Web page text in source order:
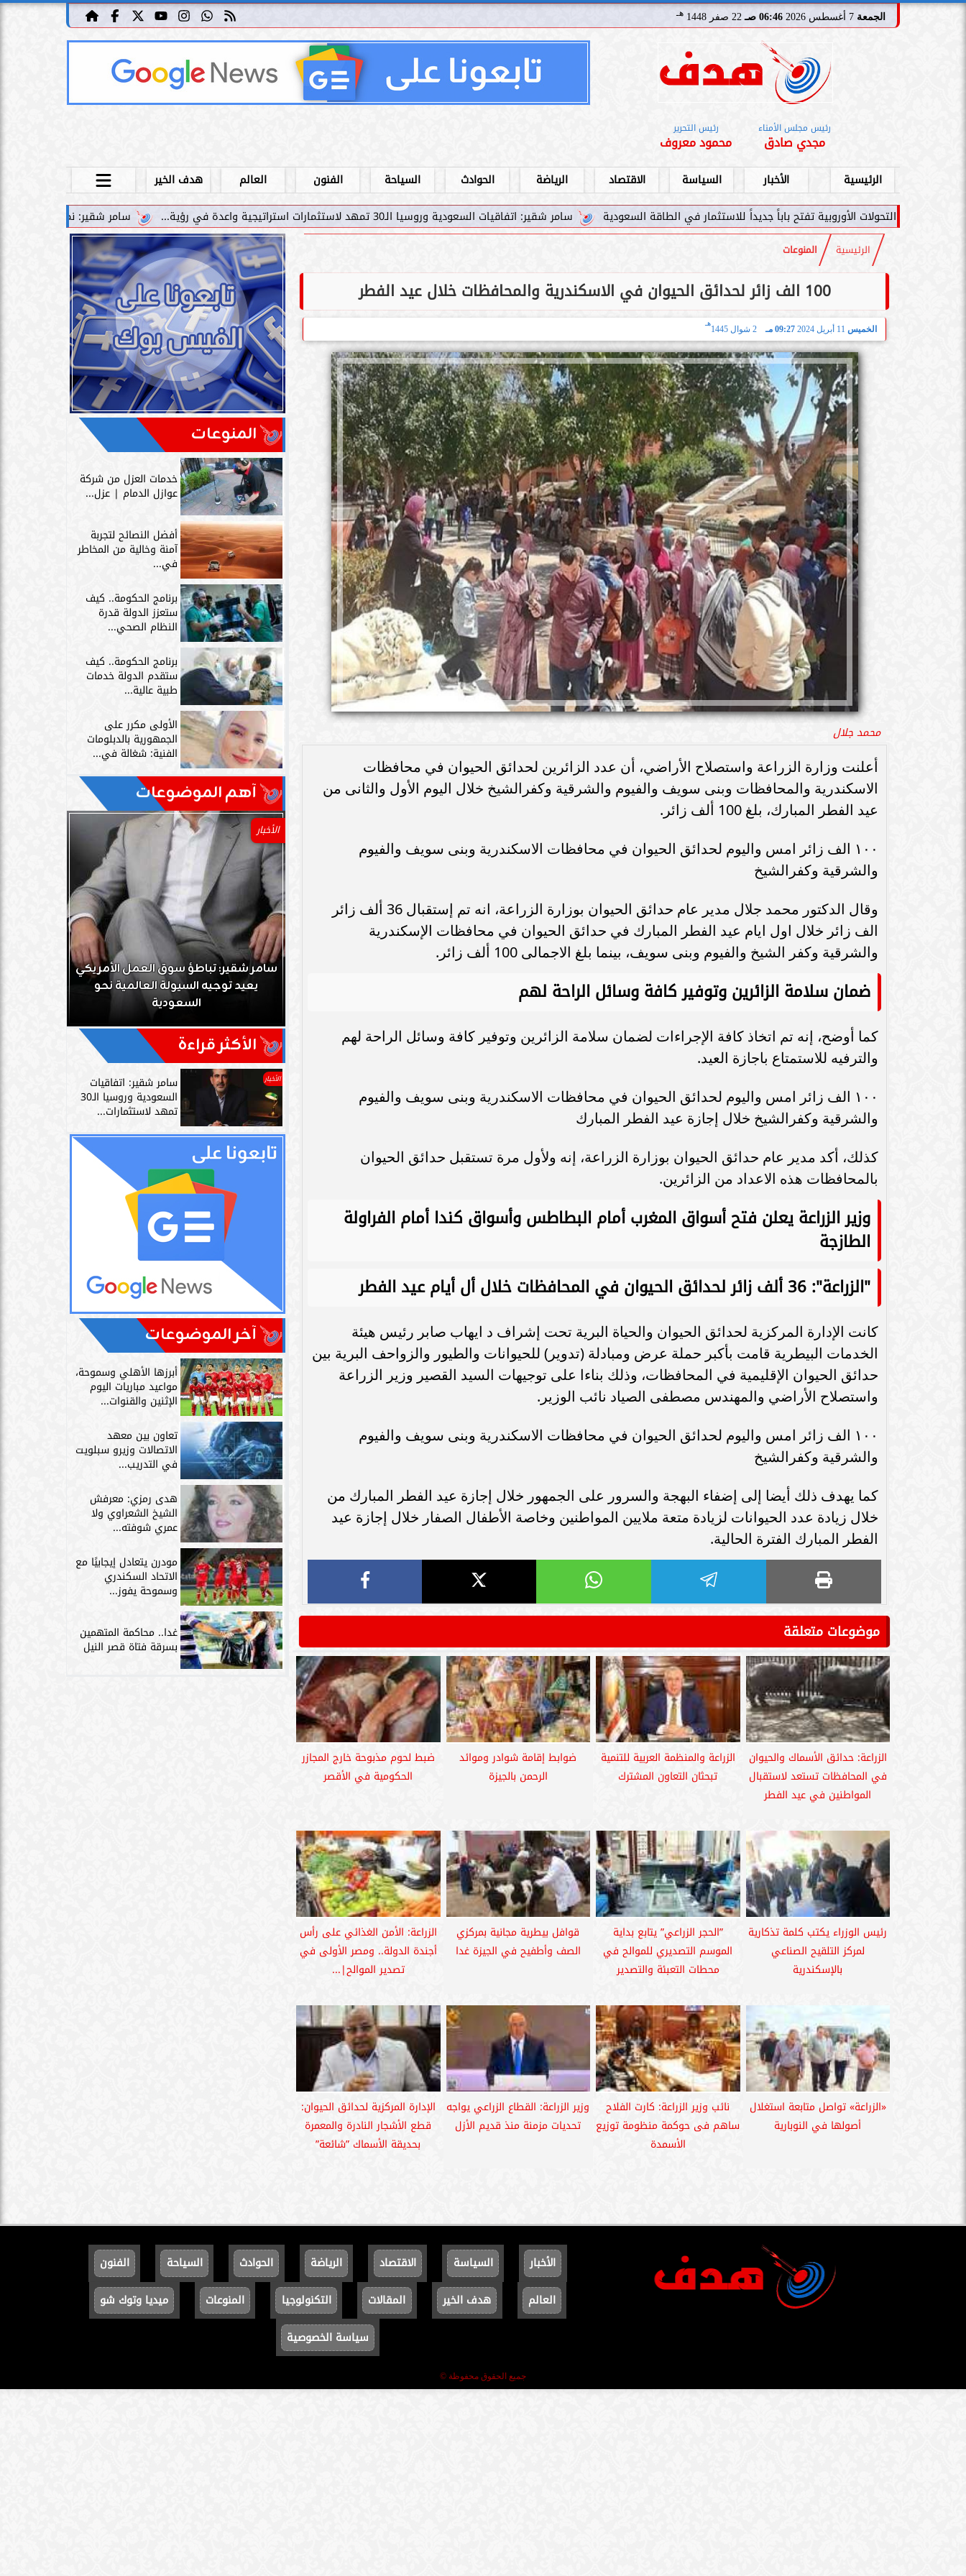
الجمعة 06:46 صـ 22 صفر 1448 هـ
رئيس مجلس الأمناء
مجدي صادق
رئيس التحرير
محمود معروف
الرئيسية الأخبار السياسة الاقتصاد الرياضة الحوادث السياحة الفنون العالم
هدف الخير
سامر شقير: نمو صناديق الاستثمار الخاصة دليل حي على
سامر شقير: اتفاقيات السعودية وروسيا الـ30 تمهد لاستثمارات استراتيجية واعدة في رؤية... تفتح باباً جديداً للاستثمار في الطاقة السعودية
الرئيسية المنوعات
100 الف زائر لحدائق الحيوان في الاسكندرية والمحافظات خلال عيد الفطر
الخميس 09:27 مـ 2 شوال 1445
هـ
محمد جلال
أعلنت وزارة الزراعة واستصلاح الأراضي، أن عدد الزائرين لحدائق الحيوان في محافظات
الاسكندرية والمحافظات وبنى سويف والفيوم والشرقية وكفرالشيخ خلال اليوم الأول والثانى من
عيد الفطر المبارك، بلغ 100 ألف زائر.
١٠٠ الف زائر امس واليوم لحدائق الحيوان في محافظات الاسكندرية وبنى سويف والفيوم
والشرقية وكفرالشيخ
وقال الدكتور محمد جلال مدير عام حدائق الحيوان بوزارة الزراعة، انه تم إستقبال 36 ألف زائر
الف زائر خلال اول ايام عيد الفطر المبارك في حدائق الحيوان في محافظات الإسكندرية
والشرقية وكفر الشيخ والفيوم وبنى سويف، بينما بلغ الاجمالى 100 ألف زائر.
ضمان سلامة الزائرين وتوفير كافة وسائل الراحة لهم
كما أوضح، إنه تم اتخاذ كافة الإجراءات لضمان سلامة الزائرين وتوفير كافة وسائل الراحة لهم
والترفيه للاستمتاع باجازة العيد.
١٠٠ الف زائر امس واليوم لحدائق الحيوان في محافظات الاسكندرية وبنى سويف والفيوم
والشرقية وكفرالشيخ خلال إجازة عيد الفطر المبارك
كذلك، أكد مدير عام حدائق الحيوان بوزارة الزراعة، إنه ولأول مرة تستقبل حدائق الحيوان
بالمحافظات هذه الاعداد من الزائرين.
وزير الزراعة يعلن فتح أسواق المغرب أمام البطاطس وأسواق كندا أمام الفراولة
الطازجة
"الزراعة": 36 ألف زائر لحدائق الحيوان في المحافظات خلال أل أيام عيد الفطر
كانت الإدارة المركزية لحدائق الحيوان والحياة البرية تحت إشراف د ايهاب صابر رئيس هيئة
الخدمات البيطرية قامت بأكبر حملة عرض ومبادلة (تدوير) للحيوانات والطيور والزواحف البرية بين
حدائق الحيوان الإقليمية في المحافظات، وذلك بناءا على توجيهات السيد القصير وزير الزراعة
واستصلاح الأراضي والمهندس مصطفى الصياد نائب الوزير.
١٠٠ الف زائر امس واليوم لحدائق الحيوان في محافظات الاسكندرية وبنى سويف والفيوم
والشرقية وكفرالشيخ
كما يهدف ذلك أيضا إلى إضفاء البهجة والسرور على الجمهور خلال إجازة عيد الفطر المبارك من
خلال زيادة عدد الحيوانات لزيادة متعة ملايين المواطنين وخاصة الأطفال الصفار خلال إجازة عيد
الفطر المبارك الفترة الحالية.
موضوعات متعلقة
الزراعة: حدائق الأسماك والحيوان
في المحافظات تستعد لاستقبال
المواطنين في عيد الفطر
الزراعة والمنظمة العربية للتنمية
تبحثان التعاون المشترك
ضوابط إقامة شوادر وموائد
الرحمن بالجيزة
ضبط لحوم مذبوحة خارج المجازر
الحكومية في الأقصر
رئيس الوزراء يكتب كلمة تذكارية
لمركز التلقيح الصناعي
بالإسكندرية
”الحجر الزراعي” يتابع بداية
الموسم التصديري للموالح في
محطات التعبئة والتصدير
قوافل بيطرية مجانية بمركزي
الصف وأطفيح في الجيزة غدا
الزراعة: الأمن الغذائي على رأس
أجندة الدولة.. ومصر الأولى في
تصدير الموالح|...
«الزراعة» تواصل متابعة استغلال
أصولها في النوبارية
نائب وزير الزراعة: كارت الفلاح
ساهم فى حوكمة منظومة توزيع
الأسمدة
وزير الزراعة: القطاع الزراعي يواجه
تحديات مزمنة منذ قديم الأزل
الإدارة المركزية لحدائق الحيوان:
قطع الأشجار النادرة والمعمرة
بحديقة الأسماك ”شائعة”
المنوعات
خدمات العزل من شركة
عوازل الدمام | عزل...
أفضل النصائح لتجربة
آمنة وخالية من المخاطر
في...
برنامج الحكومة.. كيف
ستعزز الدولة قدرة
النظام الصحي...
برنامج الحكومة.. كيف
ستقدم الدولة خدمات
طبية عالية...
الأولى مكرر على
الجمهورية بالدبلومات
الفنية: شغالة في...
آهم الموضوعات
سامر شقير: اتفاقيات السعودية وروسيا
الـ30 تمهد لاستثمارات استراتيجية واعدة
في رؤية...
سامر شقير: التحولات الأوروبية تفتح باباً
جديداً للاستثمار في الطاقة السعودية
الأخبار
سامر شقير: تباطؤ سوق العمل الأمريكي
يعيد توجيه السيولة العالمية نحو
السعودية
الأكثر قراءة
الأخبار سامر شقير: اتفاقيات
السعودية وروسيا الـ30
تمهد لاستثمارات...
آخر الموضوعات
أبرزها الأهلي وسموحة،
مواعيد مباريات اليوم
الإثنين والقنوات...
تعاون بين معهد
الاتصالات وزيرو سبلويت
في التدريب...
هدى رمزي: معرفش
الشيخ الشعراوي ولا
عمري شوفته...
مودرن يتعادل إيجابيًا مع
الاتحاد السكندري
وسموحة يفوز...
غدا.. محاكمة المتهمين
بسرقة فتاة قصر النيل
الأخبار السياسة الاقتصاد الرياضة الحوادث السياحة
الفنون
العالم
هدف الخير المقالات التكنولوجيا المنوعات
ميديا وتوك شو
سياسة الخصوصية
جميع الحقوق محفوظة ©